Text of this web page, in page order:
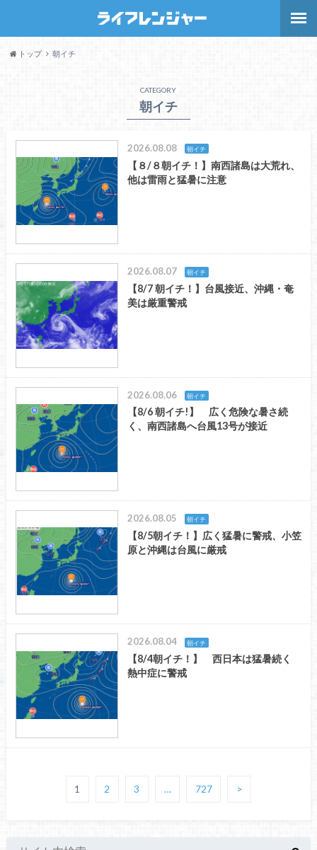
トップ 朝イチ
CATEGORY
朝イチ
2026.08.08 朝イチ
【８/８朝イチ！】南西諸島は大荒れ、
他は雷雨と猛暑に注意
2026.08.07 朝イチ
【8/7 朝イチ！】台風接近、沖縄・奄
美は厳重警戒
2026.08.06 朝イチ
【8/6 朝イチ!】 広く危険な暑さ続
く、南西諸島へ台風13号が接近
2026.08.05 朝イチ
【8/5朝イチ！】広く猛暑に警戒、小笠
原と沖縄は台風に厳戒
2026.08.04 朝イチ
【8/4朝イチ！】 西日本は猛暑続く
熱中症に警戒
1 2 3 … 727 >